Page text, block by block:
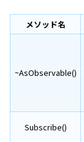
メソッド名
~AsObservable()
Subscribe()